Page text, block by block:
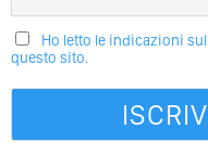
Ho letto le indicazioni
questo sito.